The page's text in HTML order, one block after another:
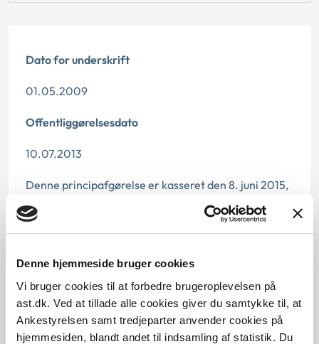
Denne hjemmeside bruger cookies
Vi bruger cookies til at forbedre brugeroplevelsen på
ast.dk. Ved at tillade alle cookies giver du samtykke til, at
Ankestyrelsen samt tredjeparter anvender cookies på
hjemmesiden, blandt andet til indsamling af statistik. Du
Dato for underskrift
01.05.2009
Offentliggørelsesdato
10.07.2013
Denne principafgørelse er kasseret den 8. juni 2015,
da der er kommet nye regler på området.
Paragraf
§ 112 § 4
Journalnummer
3500413-08